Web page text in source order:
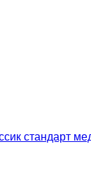
стандарт